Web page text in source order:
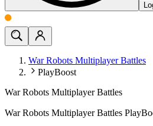
War Robots Multiplayer Battles
PlayBoost
War Robots Multiplayer Battles
War Robots Multiplayer Battles